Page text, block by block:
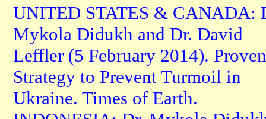
UNITED STATES & CANADA:
Mykola Didukh and Dr. David
Leffler (5 February 2014). Proven
Strategy to Prevent Turmoil in
Ukraine. Times of Earth.